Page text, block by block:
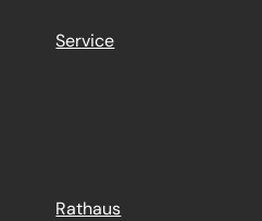
Service
Rathaus